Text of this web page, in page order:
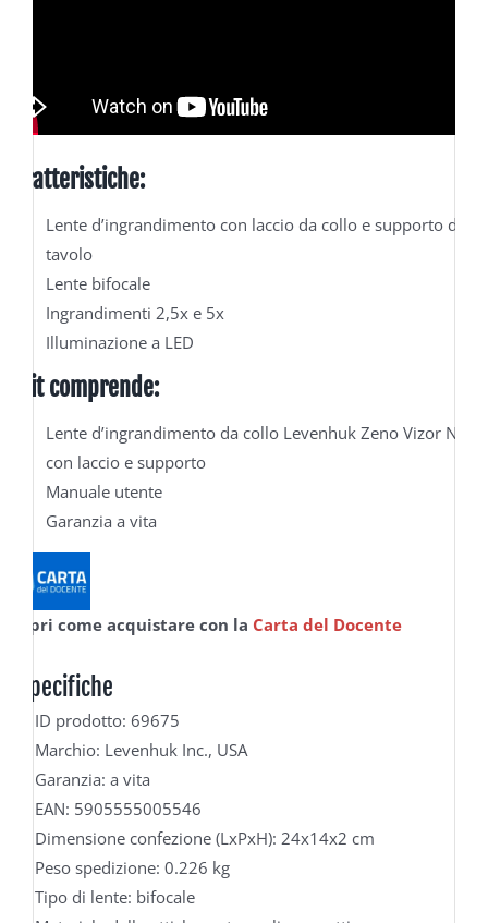
Caratteristiche:
Lente d’ingrandimento con laccio da collo e supporto da
tavolo
Lente bifocale
Ingrandimenti 2,5x e 5x
Illuminazione a LED
Il kit comprende:
Lente d’ingrandimento da collo Levenhuk Zeno Vizor N2
con laccio e supporto
Manuale utente
Garanzia a vita
Scopri come acquistare con la Carta del Docente
Specifiche
ID prodotto: 69675
Marchio: Levenhuk Inc., USA
Garanzia: a vita
EAN: 5905555005546
Dimensione confezione (LxPxH): 24x14x2 cm
Peso spedizione: 0.226 kg
Tipo di lente: bifocale